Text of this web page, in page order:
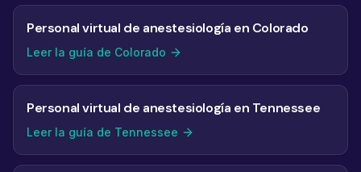
Personal virtual de anestesiología en Colorado
Leer la guía de Colorado
Personal virtual de anestesiología en Tennessee
Leer la guía de Tennessee